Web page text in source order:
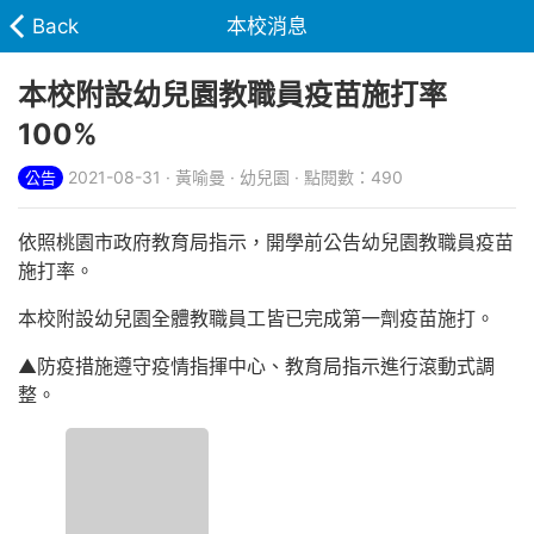
Back 本校消息
本校附設幼兒園教職員疫苗施打率
100%
公告 2021-08-31 · 黃喻曼 · 幼兒園 · 點閱數：490
依照桃園市政府教育局指示，開學前公告幼兒園教職員疫苗
施打率。
本校附設幼兒園全體教職員工皆已完成第一劑疫苗施打。
▲防疫措施遵守疫情指揮中心、教育局指示進行滾動式調
整。